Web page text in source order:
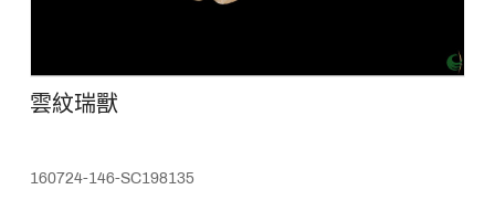
雲紋瑞獸
160724-146-SC198135